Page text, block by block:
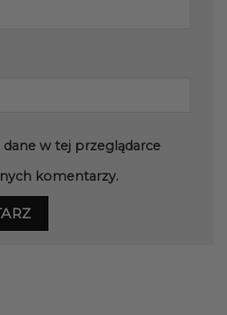
w tej przeglądarce
komentarzy.